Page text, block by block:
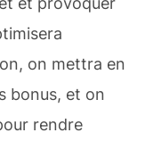
on mettra en
bonus, et on
rendre